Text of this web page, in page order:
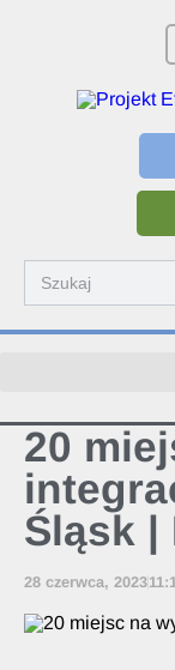
20
Śląsk |
28 czerwca, 2023